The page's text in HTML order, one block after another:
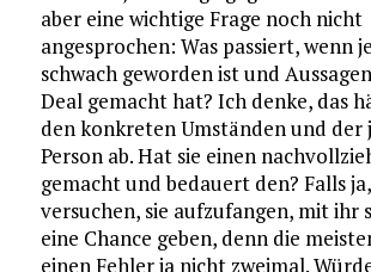
aber eine wichtige Frage noch nicht
angesprochen: Was passiert, wenn
schwach geworden ist und
Deal gemacht hat? Ich denke, das
den konkreten Umständen und der
Person ab. Hat sie einen
gemacht und bedauert den? Falls
versuchen, sie aufzufangen, mit ihr
eine Chance geben, denn die
einen Fehler ja nicht zweimal.